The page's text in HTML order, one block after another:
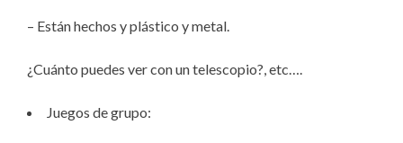
– Están hechos y plástico y metal.
¿Cuánto puedes ver con un telescopio?, etc….
Juegos de grupo: